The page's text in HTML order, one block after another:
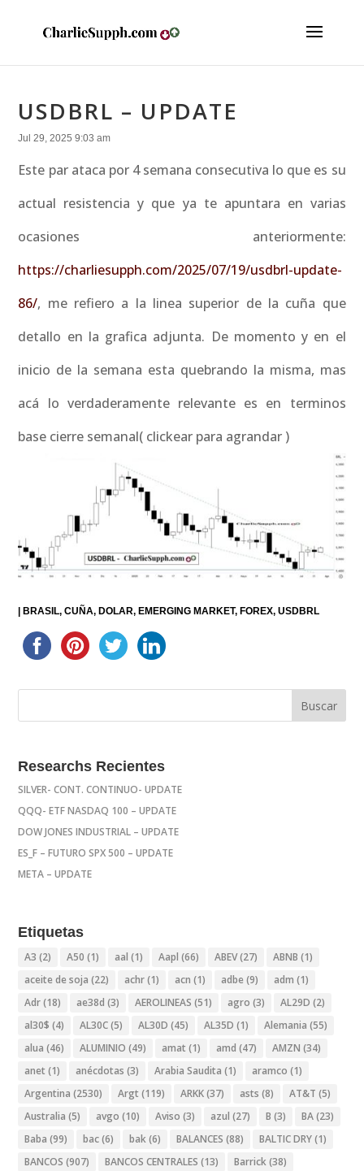
USDBRL – UPDATE
Jul 29, 2025 9:03 am
Este par ataca por 4 semana consecutiva lo que es su
actual resistencia y que ya te apuntara en varias
ocasiones anteriormente:
https://charliesupph.com/2025/07/19/usdbrl-update-
86/, me refiero a la linea superior de la cuña que
detallo en la grafica adjunta. De momento y en el
inicio de la semana esta quebrando la misma, mas
acá lo verdaderamente relevante es en terminos
base cierre semanal( clickear para agrandar )
|BRASIL CUÑA DOLAR EMERGING MARKET FOREX USDBRL
Researchs Recientes
SILVER- CONT. CONTINUO- UPDATE
QQQ- ETF NASDAQ 100 – UPDATE
DOW JONES INDUSTRIAL – UPDATE
ES_F – FUTURO SPX 500 – UPDATE
META – UPDATE
Etiquetas
A3 (2) A50 (1) aal (1) Aapl (66) ABEV(27) ABNB (1)
aceite de soja (22) achr(1) acn (1) adbe (9) adm (1)
Adr(18) ae38d (3) AEROLINEAS (51) agro (3) AL29D (2)
al30$ (4) AL30C(5) AL30D (45) AL35D (1) Alemania (55)
alua (46) ALUMINIO (49) amat (1) amd (47) AMZN (34)
anet (1) anécdotas (3) Arabia Saudita (1) aramco (1)
Argentina (2530) Argt (119) ARKK(37) asts (8) AT&T (5)
Australia (5) avgo (10) Aviso (3) azul (27) B (3) BA(23)
Baba (99) bac(6) bak(6) BALANCES (88) BALTIC DRY(1)
BANCOS (907) BANCOS CENTRALES (13) Barrick(38)